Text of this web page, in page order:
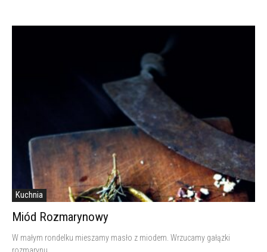
Kuchnia
Miód Rozmarynowy
W małym rondelku mieszamy masło z miodem. Wrzucamy gałązki